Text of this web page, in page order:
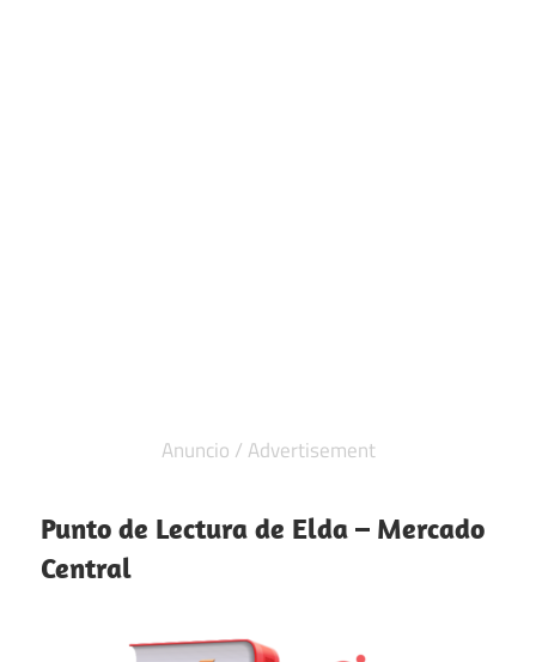
Punto de Lectura de Elda – Mercado
Central